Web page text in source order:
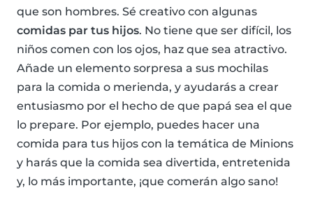
que son hombres. Sé creativo con algunas
comidas par tus hijos. No tiene que ser difícil, los
niños comen con los ojos, haz que sea atractivo.
Añade un elemento sorpresa a sus mochilas
para la comida o merienda, y ayudarás a crear
entusiasmo por el hecho de que papá sea el que
lo prepare. Por ejemplo, puedes hacer una
comida para tus hijos con la temática de Minions
y harás que la comida sea divertida, entretenida
y, lo más importante, ¡que comerán algo sano!